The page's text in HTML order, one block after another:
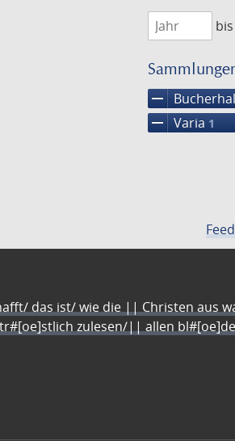
1746
bis
remove
remove Varia 1
das ist/ wie die || Christen aus
zulesen/|| allen